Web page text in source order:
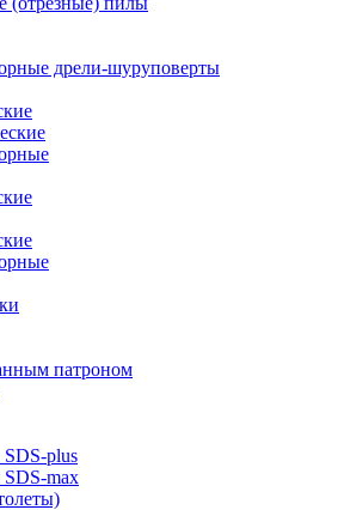
дрели-шуруповерты
патроном
plus
max